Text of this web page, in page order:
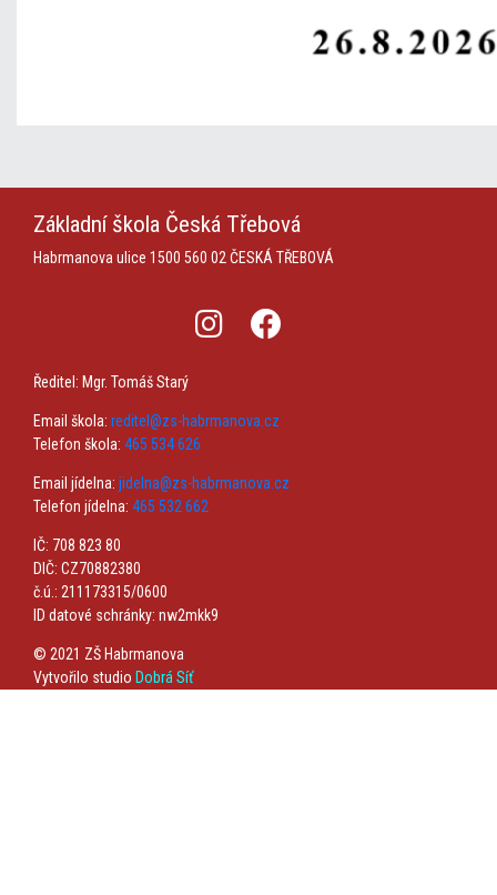
Základní škola Česká Třebová
Habrmanova ulice 1500 560 02 ČESKÁ TŘEBOVÁ
Ředitel: Mgr. Tomáš Starý
Email škola: reditel@zs-habrmanova.cz
Telefon škola: 465 534 626
Email jídelna: jidelna@zs-habrmanova.cz
Telefon jídelna: 465 532 662
IČ: 708 823 80
DIČ: CZ70882380
č.ú.: 211173315/0600
ID datové schránky: nw2mkk9
© 2021 ZŠ Habrmanova
Vytvořilo studio Dobrá Síť